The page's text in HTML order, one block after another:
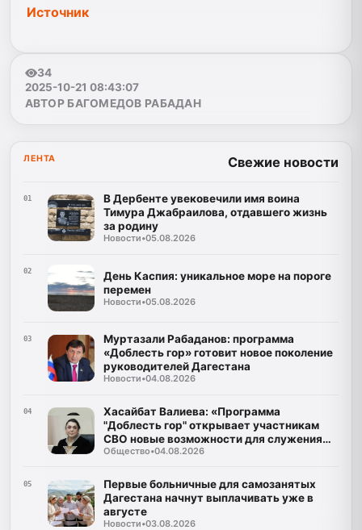
Источник
34
2025-10-21 08:43:07
АВТОР БАГОМЕДОВ РАБАДАН
ЛЕНТА Свежие новости
01
В Дербенте увековечили имя воина
Тимура Джабраилова, отдавшего жизнь
за родину
Новости•05.08.2026
02
День Каспия: уникальное море на пороге
перемен
Новости•05.08.2026
03
Муртазали Рабаданов: программа
«Доблесть гор» готовит новое поколение
руководителей Дагестана
Новости•04.08.2026
04
Хасайбат Валиева: «Программа
"Доблесть гор" открывает участникам
СВО новые возможности для служения
Дагестану»
Общество•04.08.2026
05
Первые больничные для самозанятых
Дагестана начнут выплачивать уже в
августе
Новости•03.08.2026